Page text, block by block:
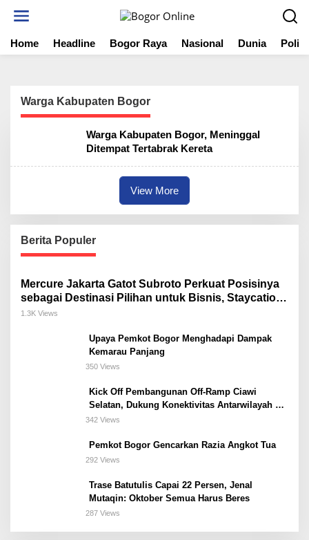
t
Home Headline Bogor Raya Nasional Dunia
Warga Kabupaten Bogor
Warga Kabupaten Bogor, Meninggal
Ditempat Tertabrak Kereta
View More
Berita Populer
Mercure Jakarta Gatot Subroto Perkuat Posisinya
sebagai Destinasi Pilihan untuk Bisnis, Staycation,
Meeting, dan Kuliner di Jakarta Selatan
1.3K Views
Upaya Pemkot Bogor Menghadapi Dampak
Kemarau Panjang
350 Views
Kick Off Pembangunan Off-Ramp Ciawi
Selatan, Dukung Konektivitas Antarwilayah di
Bogor Selatan
342 Views
Pemkot Bogor Gencarkan Razia Angkot Tua
292 Views
Trase Batutulis Capai 22 Persen, Jenal
Mutaqin: Oktober Semua Harus Beres
287 Views